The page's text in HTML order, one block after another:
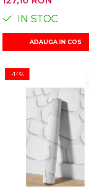
EFECT 3D, 50X300 CM
IN STOC
ADAUGA IN COS
-14%